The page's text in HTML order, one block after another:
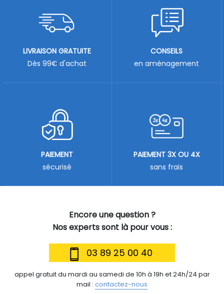
Encore une question ?
Nos experts sont là pour vous :
03 89 25 00 40
appel gratuit du mardi au samedi de 10h à 19h et 24h/24 par
mail : contactez-nous
LIVRAISON GRATUITE
Dès 99€ d'achat
CONSEILS
en aménagement
PAIEMENT
sécurisé
PAIEMENT 3X OU 4X
sans frais